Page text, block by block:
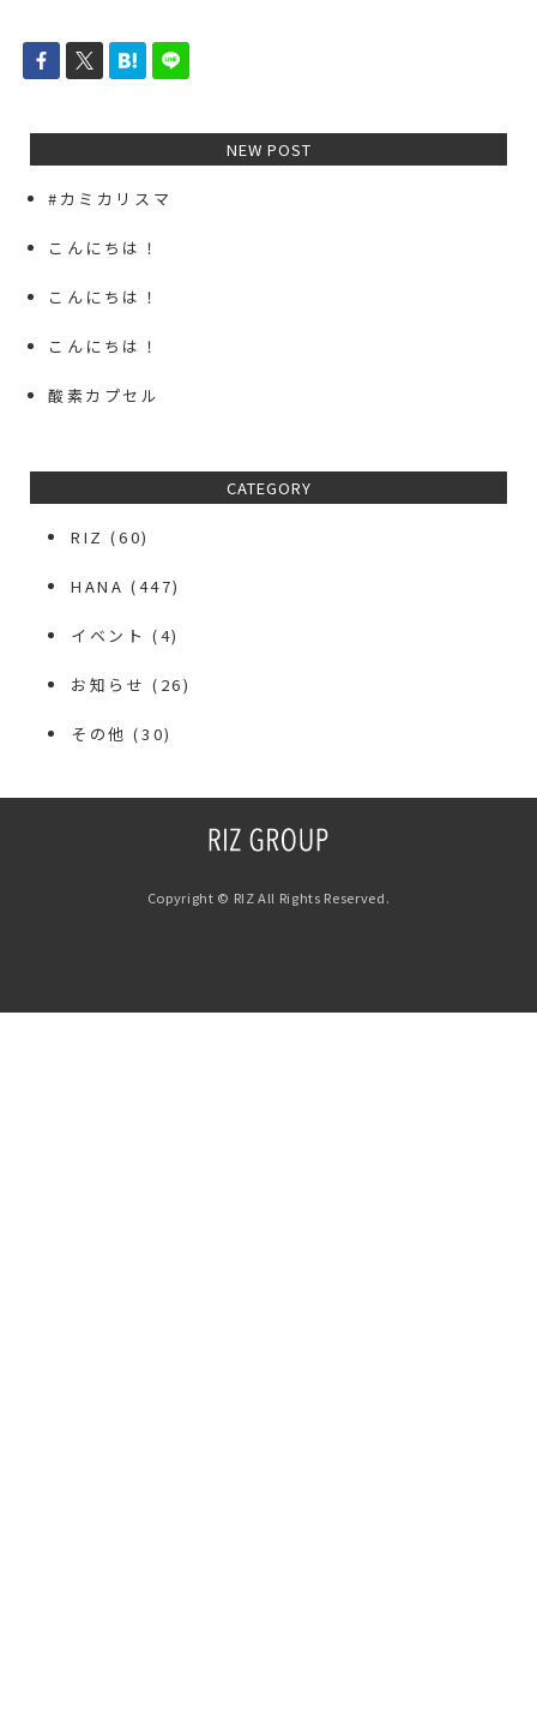
NEW POST
#カミカリスマ
こんにちは！
こんにちは！
こんにちは！
酸素カプセル
CATEGORY
RIZ (60)
HANA (447)
イベント (4)
お知らせ (26)
その他 (30)
Copyright © RIZ All Rights Reserved.